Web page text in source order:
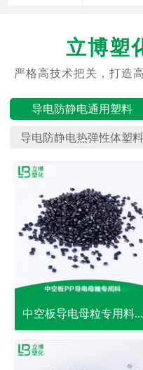
导电防静
导电防静
中空板导电母粒专用料...